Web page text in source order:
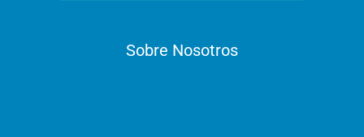
Sobre Nosotros